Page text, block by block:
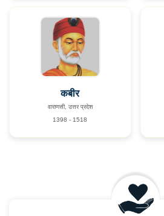
कबीर
वाराणसी, उत्तर प्रदेश
1398 - 1518